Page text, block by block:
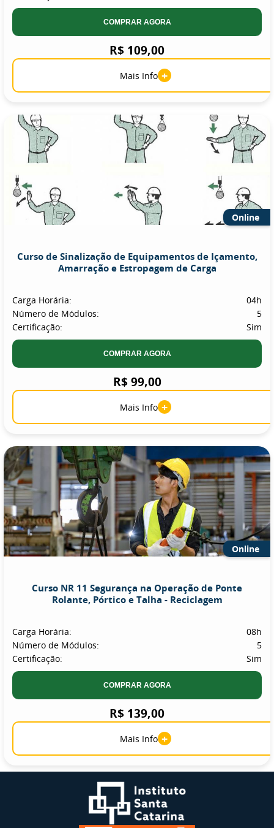
COMPRAR AGORA
R$ 109,00
Mais Info +
Online
Curso de Sinalização de Equipamentos de Içamento,
Amarração e Estropagem de Carga
Carga Horária:
04h
Número de Módulos:
5
Certificação:
Sim
COMPRAR AGORA
R$ 99,00
Mais Info +
Online
Curso NR 11 Segurança na Operação de Ponte
Rolante, Pórtico e Talha - Reciclagem
Carga Horária:
08h
Número de Módulos:
5
Certificação:
Sim
COMPRAR AGORA
R$ 139,00
Mais Info +